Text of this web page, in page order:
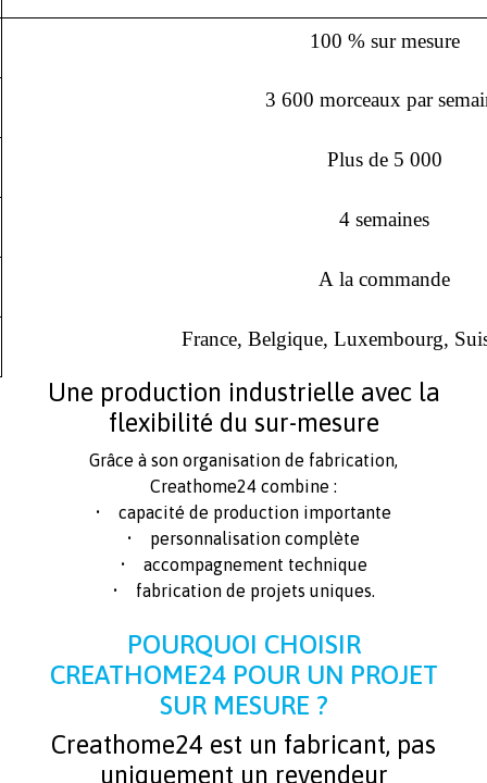
100 % sur mesure
3 600 morceaux par
Plus de 5 000
4 semaines
A la commande
France, Belgique, Luxembourg,
Une production industrielle avec la
flexibilité du sur-mesure
Grâce à son organisation de fabrication,
Creathome24 combine :
• capacité de production importante
• personnalisation complète
• accompagnement technique
• fabrication de projets uniques.
POURQUOI CHOISIR
CREATHOME24 POUR UN PROJET
SUR MESURE ?
Creathome24 est un fabricant, pas
uniquement un revendeur